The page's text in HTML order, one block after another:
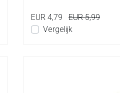
EUR 4,79
EUR 5,99
Vergelijk